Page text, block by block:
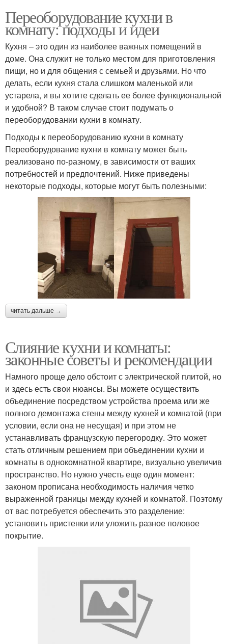
Переоборудование кухни в
комнату: подходы и идеи
Кухня – это один из наиболее важных помещений в
доме. Она служит не только местом для приготовления
пищи, но и для общения с семьей и друзьями. Но что
делать, если кухня стала слишком маленькой или
устарела, и вы хотите сделать ее более функциональной
и удобной? В таком случае стоит подумать о
переоборудовании кухни в комнату.
Подходы к переоборудованию кухни в комнату
Переоборудование кухни в комнату может быть
реализовано по-разному, в зависимости от ваших
потребностей и предпочтений. Ниже приведены
некоторые подходы, которые могут быть полезными:
читать дальше →
Слияние кухни и комнаты:
законные советы и рекомендации
Намного проще дело обстоит с электрической плитой, но
и здесь есть свои нюансы. Вы можете осуществить
объединение посредством устройства проема или же
полного демонтажа стены между кухней и комнатой (при
условии, если она не несущая) и при этом не
устанавливать французскую перегородку. Это может
стать отличным решением при объединении кухни и
комнаты в однокомнатной квартире, визуально увеличив
пространство. Но нужно учесть еще один момент:
законом прописана необходимость наличия четко
выраженной границы между кухней и комнатой. Поэтому
от вас потребуется обеспечить это разделение:
установить пристенки или уложить разное половое
покрытие.